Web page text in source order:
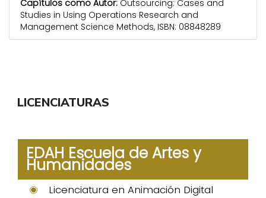
Capítulos como Autor: Outsourcing: Cases and
Studies in Using Operations Research and
Management Science Methods, ISBN: 08848289
LICENCIATURAS
EDAH Escuela de Artes y
Humanidades
Licenciatura en Animación Digital